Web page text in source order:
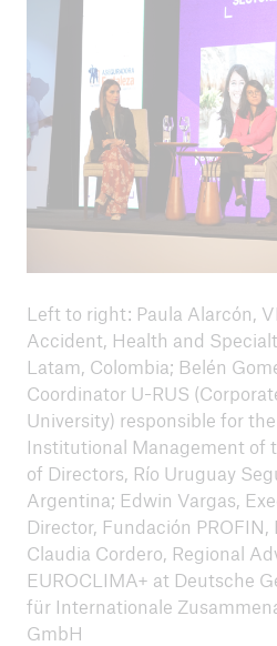
Left to right: Paula Alarcón,
Accident, Health and
Latam, Colombia; Belén
Coordinator U-RUS
University) responsible for the
Institutional Management of
of Directors, Río Uruguay
Argentina; Edwin Vargas,
Director, Fundación PROFIN,
Claudia Cordero, Regional
EUROCLIMA+ at Deutsche
für Internationale
GmbH